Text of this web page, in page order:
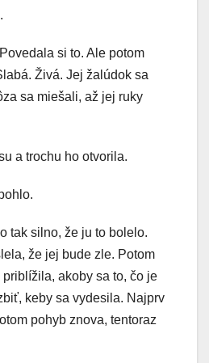
si to. Ale potom
Živá. Jej žalúdok sa
sa miešali, až jej ruky
a trochu ho otvorila.
tak silno, že ju to bolelo.
že jej bude zle. Potom
akoby sa to, čo je
keby sa vydesila. Najprv
pohyb znova, tentoraz